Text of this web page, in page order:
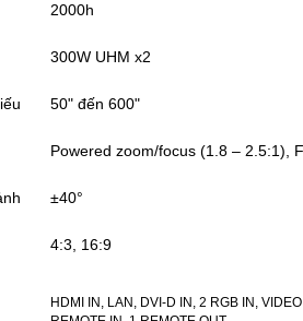
2000h
300W UHM x2
50" đến 600"
Powered zoom/focus (1.8 – 2.5:1),
±40°
4:3, 16:9
HDMI IN, LAN, DVI-D IN, 2 RGB IN,